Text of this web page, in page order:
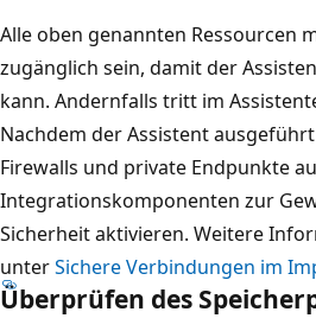
Alle oben genannten Ressourcen
zugänglich sein, damit der
kann. Andernfalls tritt im
Nachdem der Assistent
Firewalls und private Endpunkte
Integrationskomponenten zur
Sicherheit aktivieren. Weitere
unterSichere Verbindungen im
Überprüfen des